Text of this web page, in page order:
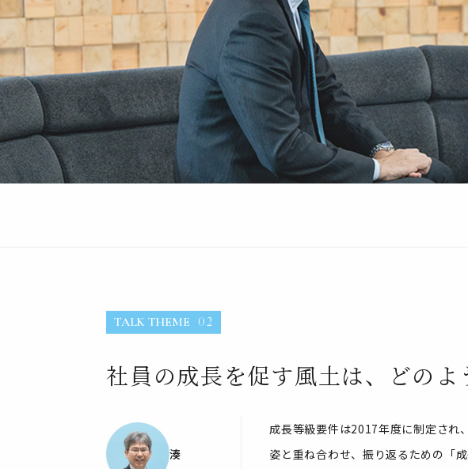
TALK THEME 02
社員の成長を促す風土は、どのよ
湊
成長等級要件は2017年度に制定され
姿と重ね合わせ、振り返るための「